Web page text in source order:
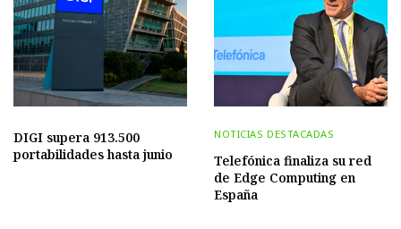
DIGI supera 913.500
portabilidades hasta junio
NOTICIAS DESTACADAS
Telefónica finaliza su red
de Edge Computing en
España